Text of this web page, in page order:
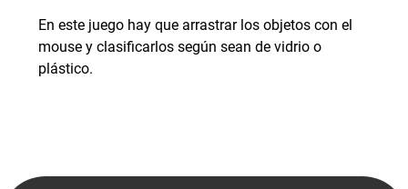
En este juego hay que arrastrar los objetos con el
mouse y clasificarlos según sean de vidrio o
plástico.